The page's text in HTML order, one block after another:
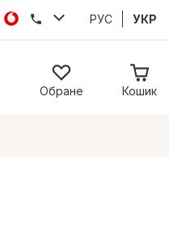
РУС УКР
Обране Кошик